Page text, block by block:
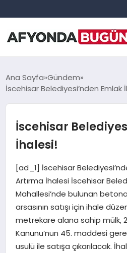
ANASAYFA
EĞITIM
EKONOMI
Ana Sayfa Gündem
İscehisar Belediyesi’nden Emlak
İscehisar
İhalesi!
[ad_1] İscehisar
Artırma İhalesi İscehisar
Mahallesi’nde bulunan
arsasının satışı için ihale
metrekare alana sahip mülk,
Kanunu’nun 45. maddesi
usulü ile satışa çıkarılacak.